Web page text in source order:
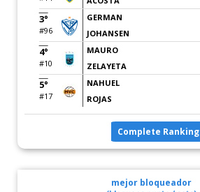
3°
#96
GERMAN
JOHANSEN
4°
#10
MAURO
ZELAYETA
5°
#17
NAHUEL
ROJAS
Complete Ranking
mejor bloqueador